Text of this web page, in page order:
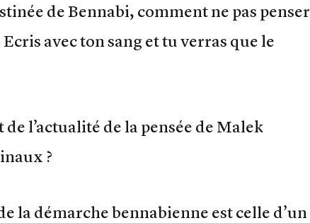
de Bennabi, comment ne pas penser
avec ton sang et tu verras que le
l’actualité de la pensée de Malek
?
la démarche bennabienne est celle d’un